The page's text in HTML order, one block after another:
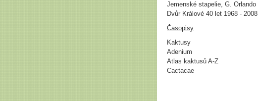
Jemenské stapelie, G. Orlando
Dvůr Králové 40 let 1968 - 2008
Časopisy
Kaktusy
Adenium
Atlas kaktusů A-Z
Cactacae